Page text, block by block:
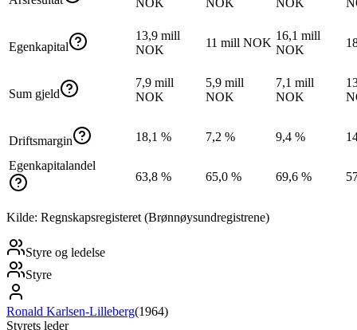
Egenkapital
13,9 mill
NOK
11 mill NOK
16,1 mill
NOK
Sum gjeld
7,9 mill
NOK
5,9 mill
NOK
7,1 mill
NOK
Driftsmargin 18,1 % 7,2 % 9,4 %
Egenkapitalandel
63,8 %
65,0 % 69,6 %
Kilde: Regnskapsregisteret (Brønnøysundregistrene)
Styre og ledelse
Styre
Ronald Karlsen-Lilleberg(1964)
Styrets leder